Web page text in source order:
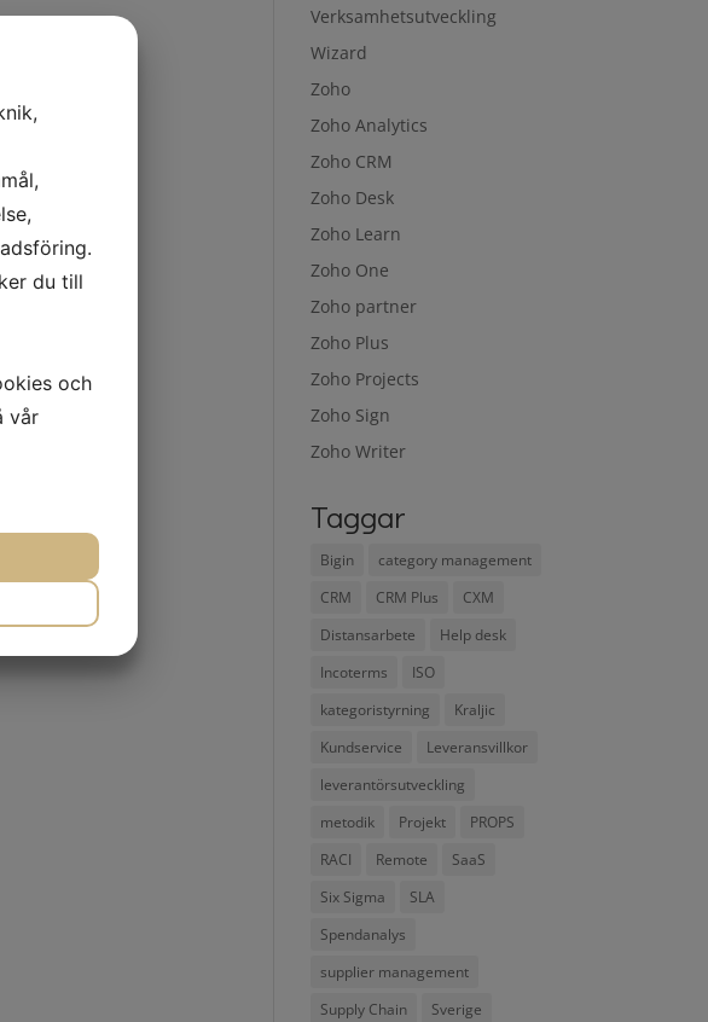
Verksamhetsutveckling
Wizard
Zoho
Zoho Analytics
Zoho CRM
Zoho Desk
Zoho Learn
Zoho One
Zoho partner
Zoho Plus
Zoho Projects
Zoho Sign
Zoho Writer
Taggar
Bigin
category management
CRM
CRM Plus
CXM
Distansarbete
Help desk
Incoterms
ISO
kategoristyrning
Kraljic
Kundservice
Leveransvillkor
leverantörsutveckling
metodik
Projekt
PROPS
RACI
Remote
SaaS
Six Sigma
SLA
Spendanalys
supplier management
Supply Chain
Sverige
du till
och
vår